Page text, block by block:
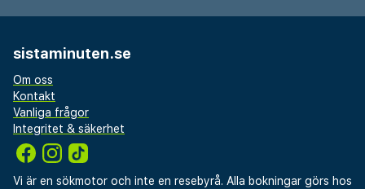
sistaminuten.se
Om oss
Kontakt
Vanliga frågor
Integritet & säkerhet
Vi är en sökmotor och inte en resebyrå. Alla bokningar görs hos